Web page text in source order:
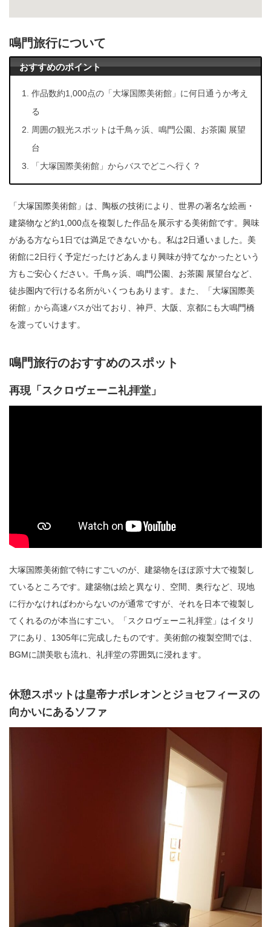
鳴門旅行について
おすすめのポイント
作品数約1,000点の「大塚国際美術館」に何日通うか考え
る
周囲の観光スポットは千鳥ヶ浜、鳴門公園、お茶園 展望
台
「大塚国際美術館」からバスでどこへ行く？
「大塚国際美術館」は、陶板の技術により、世界の著名な絵画・
建築物など約1,000点を複製した作品を展示する美術館です。興味
がある方なら1日では満足できないかも。私は2日通いました。美
術館に2日行く予定だったけどあんまり興味が持てなかったという
方もご安心ください。千鳥ヶ浜、鳴門公園、お茶園 展望台など、
徒歩圏内で行ける名所がいくつもあります。また、「大塚国際美
術館」から高速バスが出ており、神戸、大阪、京都にも大鳴門橋
を渡っていけます。
鳴門旅行のおすすめのスポット
再現「スクロヴェーニ礼拝堂」
大塚国際美術館で特にすごいのが、建築物をほぼ原寸大で複製し
ているところです。建築物は絵と異なり、空間、奥行など、現地
に行かなければわからないのが通常ですが、それを日本で複製し
てくれるのが本当にすごい。「スクロヴェーニ礼拝堂」はイタリ
アにあり、1305年に完成したものです。美術館の複製空間では、
BGMに讃美歌も流れ、礼拝堂の雰囲気に浸れます。
休憩スポットは皇帝ナポレオンとジョセフィーヌの
向かいにあるソファ